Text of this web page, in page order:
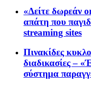
«Δείτε δωρεάν
απάτη που
streaming sites
Πινακίδες
διαδικασίες –
σύστημα